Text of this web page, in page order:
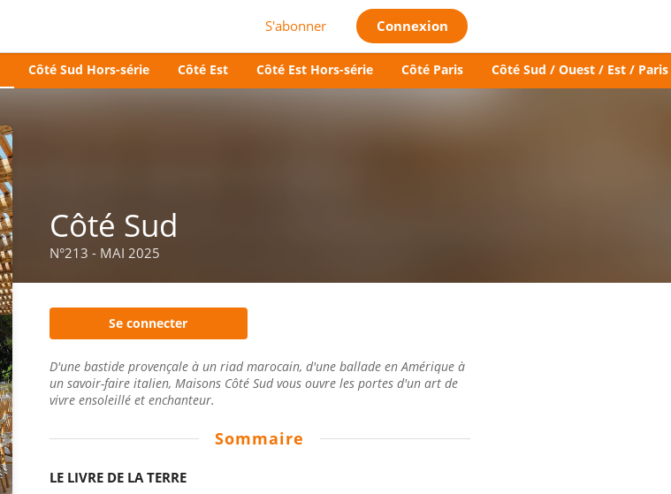
S'abonner Connexion
Côté Sud Hors-série Côté Est Côté Est Hors-série Côté Paris Côté Sud / Ouest / Est / Paris
Côté Sud
N°213 - MAI 2025
Se connecter
D'une bastide provençale à un riad marocain, d'une ballade en Amérique à
un savoir-faire italien, Maisons Côté Sud vous ouvre les portes d'un art de
vivre ensoleillé et enchanteur.
Sommaire
LE LIVRE DE LA TERRE